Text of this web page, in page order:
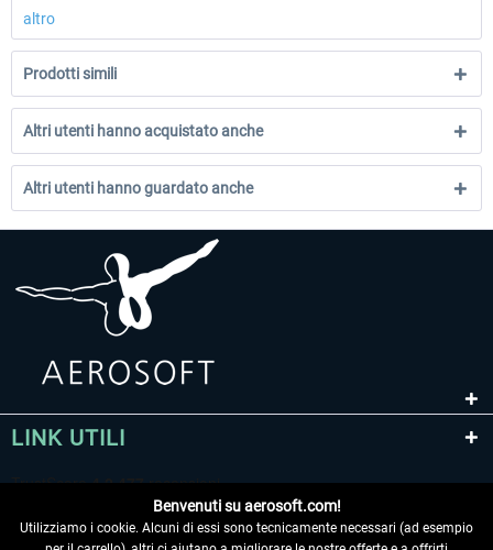
altro
Prodotti simili
Altri utenti hanno acquistato anche
Altri utenti hanno guardato anche
LINK UTILI
Benvenuti su aerosoft.com!
Utilizziamo i cookie. Alcuni di essi sono tecnicamente necessari (ad esempio